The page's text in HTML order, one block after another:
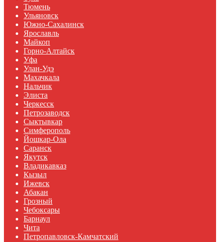
Тюмень
Ульяновск
Южно-Сахалинск
Ярославль
Майкоп
Горно-Алтайск
Уфа
Улан-Удэ
Махачкала
Нальчик
Элиста
Черкесск
Петрозаводск
Сыктывкар
Симферополь
Йошкар-Ола
Саранск
Якутск
Владикавказ
Кызыл
Ижевск
Абакан
Грозный
Чебоксары
Барнаул
Чита
Петропавловск-Камчатский